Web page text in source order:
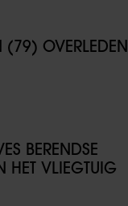
(79) OVERLEDEN
BERENDSE
HET VLIEGTUIG